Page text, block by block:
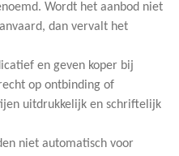
Wordt het aanbod niet
dan vervalt het
en geven koper bij
op ontbinding of
uitdrukkelijk en schriftelijk
niet automatisch voor